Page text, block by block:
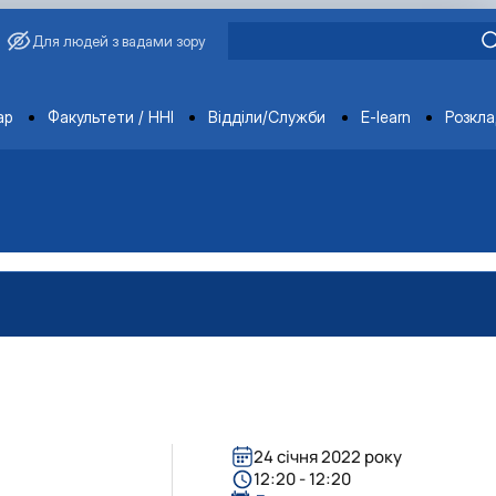
Для людей з вадами зору
Факультети / ННІ Відділи/Служби E-learn
24 січня 2022 року
12:20 - 12:20